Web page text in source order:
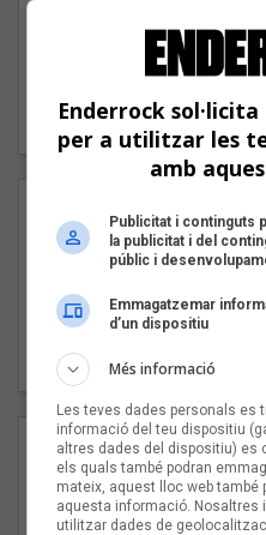
"Lo
Pep Álvarez amb
Enderrock
per a utilitzar les
amb
Publicitat i continguts
la publicitat i del
públic i
Emmagatzemar
d’un dispositiu
Més informació
Les teves dades personals es
informació del teu dispositiu
altres dades del dispositiu) es
els quals també podran
mateix, aquest lloc web
aquesta informació. Nosaltres
utilitzar dades de